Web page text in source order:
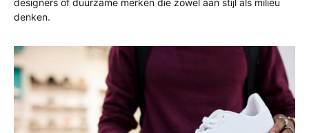
designers of duurzame merken die zowel aan stijl als milieu
denken.